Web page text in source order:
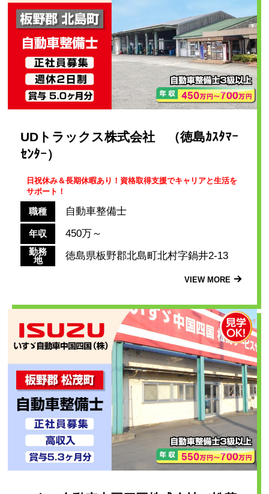
UDトラックス株式会社 （徳島ｶｽﾀﾏｰ
ｾﾝﾀｰ）
日祝休み＆長期休暇あり！資格取得支援でキャリアと生活を
サポート！
職種 自動車整備士
年収 450万～
勤務
地
徳島県板野郡北島町北村字鍋井2-13
VIEW MORE